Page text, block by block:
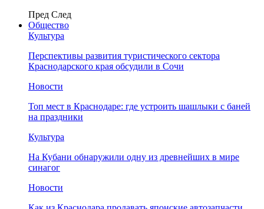
Пред След
Общество
Культура
Перспективы развития туристического сектора
Краснодарского края обсудили в Сочи
Новости
Топ мест в Краснодаре: где устроить шашлыки с баней
на праздники
Культура
На Кубани обнаружили одну из древнейших в мире
синагог
Новости